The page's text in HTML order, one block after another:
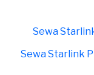
Sewa
Sewa Starlink